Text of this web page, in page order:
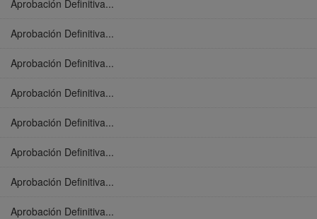
Aprobación Definitiva...
Aprobación Definitiva...
Aprobación Definitiva...
Aprobación Definitiva...
Aprobación Definitiva...
Aprobación Definitiva...
Aprobación Definitiva...
Aprobación Definitiva...